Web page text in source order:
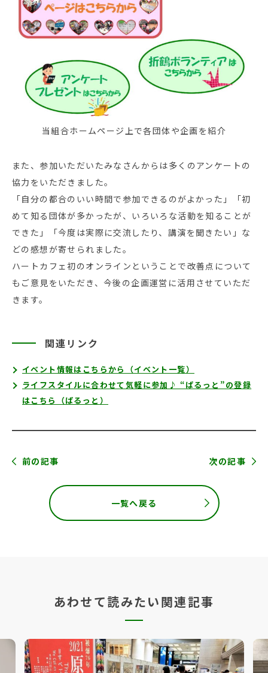
当組合ホームページ上で各団体や企画を紹介
また、参加いただいたみなさんからは多くのアンケートの
協力をいただきました。
「自分の都合のいい時間で参加できるのがよかった」「初
めて知る団体が多かったが、いろいろな活動を知ることが
できた」「今度は実際に交流したり、講演を聞きたい」な
どの感想が寄せられました。
ハートカフェ初のオンラインということで改善点について
もご意見をいただき、今後の企画運営に活用させていただ
きます。
関連リンク
イベント情報はこちらから（イベント一覧）
ライフスタイルに合わせて気軽に参加♪ “ぱるっと”の登録
はこちら（ぱるっと）
前の記事 次の記事
一覧へ戻る
あわせて読みたい関連記事